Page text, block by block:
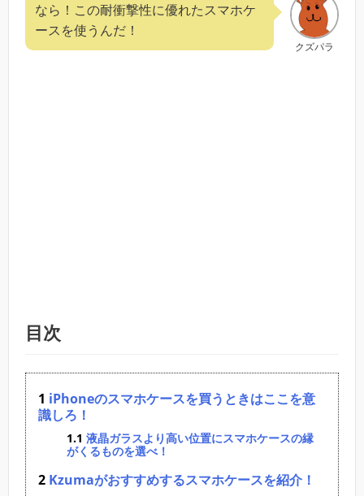
クズパラ
なら！この耐衝撃性に優れたスマホケ
ースを使うんだ！
目次
iPhoneのスマホケースを買うときはここを意
識しろ！
液晶ガラスより高い位置にスマホケースの縁
がくるものを選べ！
Kzumaがおすすめするスマホケースを紹介！